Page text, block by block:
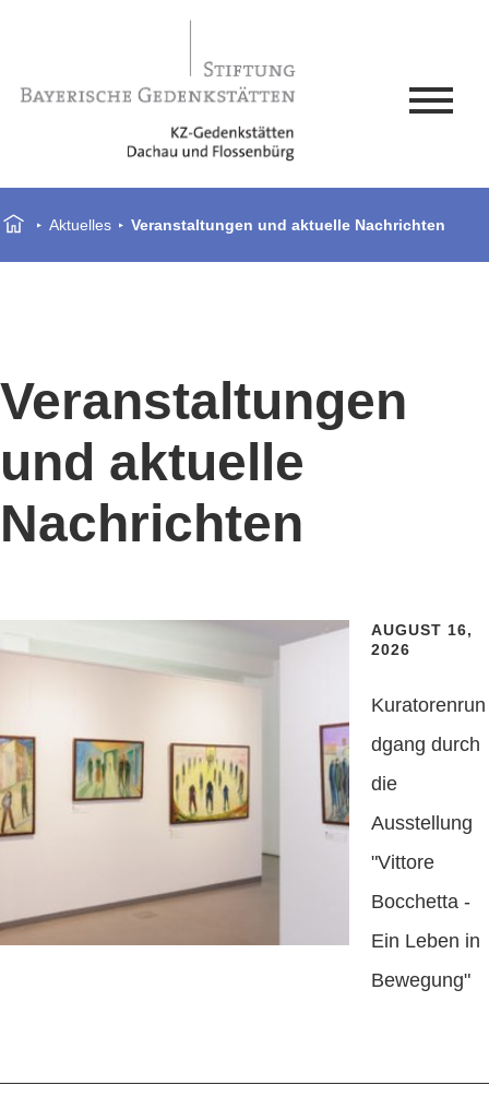
Aktuelles Veranstaltungen und aktuelle Nachrichten
Veranstaltungen
und aktuelle
Nachrichten
AUGUST 16,
2026
Kuratorenrun
dgang durch
die
Ausstellung
"Vittore
Bocchetta -
Ein Leben in
Bewegung"